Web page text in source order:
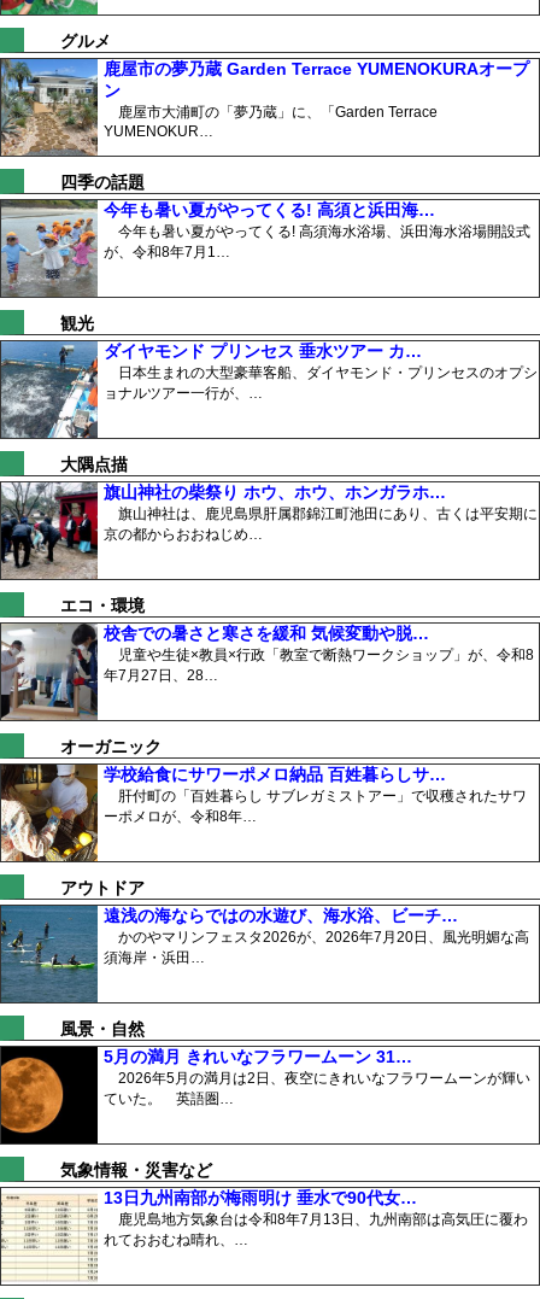
グルメ
鹿屋市の夢乃蔵 Garden Terrace YUMENOKURAオープ
ン
鹿屋市大浦町の「夢乃蔵」に、「Garden Terrace
YUMENOKUR…
四季の話題
今年も暑い夏がやってくる! 高須と浜田海…
今年も暑い夏がやってくる! 高須海水浴場、浜田海水浴場開設式
が、令和8年7月1…
観光
ダイヤモンド プリンセス 垂水ツアー カ…
日本生まれの大型豪華客船、ダイヤモンド・プリンセスのオプシ
ョナルツアー一行が、…
大隅点描
旗山神社の柴祭り ホウ、ホウ、ホンガラホ…
旗山神社は、鹿児島県肝属郡錦江町池田にあり、古くは平安期に
京の都からおおねじめ…
エコ・環境
校舎での暑さと寒さを緩和 気候変動や脱…
児童や生徒×教員×行政「教室で断熱ワークショップ」が、令和8
年7月27日、28…
オーガニック
学校給食にサワーポメロ納品 百姓暮らしサ…
肝付町の「百姓暮らし サブレガミストアー」で収穫されたサワ
ーポメロが、令和8年…
アウトドア
遠浅の海ならではの水遊び、海水浴、ビーチ…
かのやマリンフェスタ2026が、2026年7月20日、風光明媚な高
須海岸・浜田…
風景・自然
5月の満月 きれいなフラワームーン 31…
2026年5月の満月は2日、夜空にきれいなフラワームーンが輝い
ていた。 英語圏…
気象情報・災害など
13日九州南部が梅雨明け 垂水で90代女…
鹿児島地方気象台は令和8年7月13日、九州南部は高気圧に覆わ
れておおむね晴れ、…